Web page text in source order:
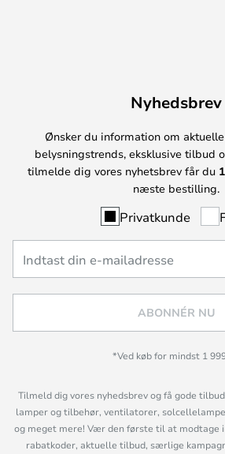
Nyhedsbrev
Ønsker du information om
belysningstrends, eksklusive tilbud
tilmelde dig vores nyhetsbrev får du
næste bestilling.
Privatkunde
ABONNÉR NU
*Ved køb for mindst 1
Tilmeld dig vores nyhedsbrev og få gode
lamper og tilbehør, ventilatorer,
og meget mere! Vær den første til at modtage
rabatkoder, aktuelle tilbud, særlige